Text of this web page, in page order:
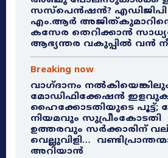
സസ്‌പെൻഷൻ? എഡിജിപി
എം.ആർ
കസേര തെറിക്കാൻ
ആഭ്യന്തര വകുപ്പിൽ വൻ
Breaking now
വാഗ്ദാനം
മോഡിഫിക്കേഷൻ
ഹൈക്കോടതിയുടെ പൂട്ട്;
നിയമവും സുപ്രീംകോടതി
ഉത്തരവും സർക്കാരിന്
വെല്ലുവിളി…
അറിയാൻ